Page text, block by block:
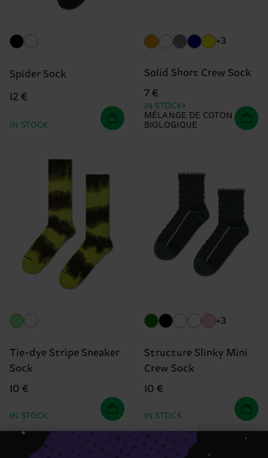
Spider Sock
12 €
IN STOCK
+3
Solid Short Crew Sock
7 €
IN STOCK
MÉLANGE DE COTON
BIOLOGIQUE
Tie-dye Stripe Sneaker
Sock
10 €
IN STOCK
+3
Structure Slinky Mini
Crew Sock
10 €
IN STOCK